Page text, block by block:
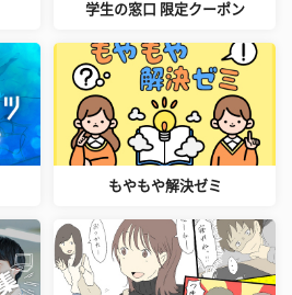
学生の窓口 限定クーポン
もやもや解決ゼミ